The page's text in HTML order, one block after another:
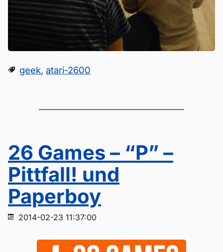
geek,atari-2600
26 Games – “P” –
Pittfall! und
Paperboy
2014-02-23 11:37:00